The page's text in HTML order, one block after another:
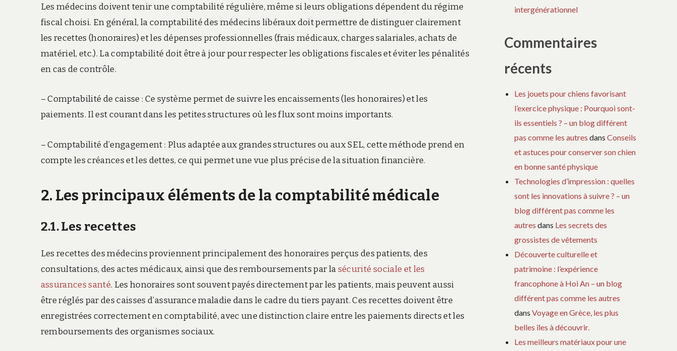
Les médecins doivent tenir une comptabilité régulière, même si leurs obligations dépendent du régime
fiscal choisi. En général, la comptabilité des médecins libéraux doit permettre de distinguer clairement
les recettes (honoraires) et les dépenses professionnelles (frais médicaux, charges salariales, achats de
matériel, etc.). La comptabilité doit être à jour pour respecter les obligations fiscales et éviter les pénalités
en cas de contrôle.
– Comptabilité de caisse : Ce système permet de suivre les encaissements (les honoraires) et les
paiements. Il est courant dans les petites structures où les flux sont moins importants.
– Comptabilité d’engagement : Plus adaptée aux grandes structures ou aux SEL, cette méthode prend en
compte les créances et les dettes, ce qui permet une vue plus précise de la situation financière.
2. Les principaux éléments de la comptabilité médicale
2.1. Les recettes
Les recettes des médecins proviennent principalement des honoraires perçus des patients, des
consultations, des actes médicaux, ainsi que des remboursements par lasécurité sociale et les
assurances santé. Les honoraires sont souvent payés directement par les patients, mais peuvent aussi
être réglés par des caisses d’assurance maladie dans le cadre du tiers payant. Ces recettes doivent être
enregistrées correctement en comptabilité, avec une distinction claire entre les paiements directs et les
remboursements des organismes sociaux.
intergénérationnel
Commentaires
récents
Les jouets pour chiens favorisant
l’exercice physique : Pourquoi sont-
ils essentiels ? – un blog différent
pas comme les autres dansConseils
et astuces pour conserver son chien
en bonne santé physique
Technologies d’impression : quelles
sont les innovations à suivre ? – un
blog différent pas comme les
autres dans Les secrets des
grossistes de vêtements
Découverte culturelle et
patrimoine : l’expérience
francophone à Hoi An – un blog
différent pas comme les autres
dansVoyage en Grèce, les plus
belles îles à découvrir.
Les meilleurs matériaux pour une